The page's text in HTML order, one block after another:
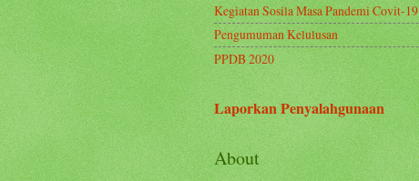
Kegiatan Sosila Masa Pandemi Covit-19
Pengumuman Kelulusan
PPDB 2020
Laporkan Penyalahgunaan
About